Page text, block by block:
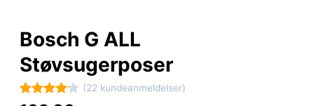
Bosch G ALL
Støvsugerposer
Bedømt
22
(22 kundeanmeldelser)